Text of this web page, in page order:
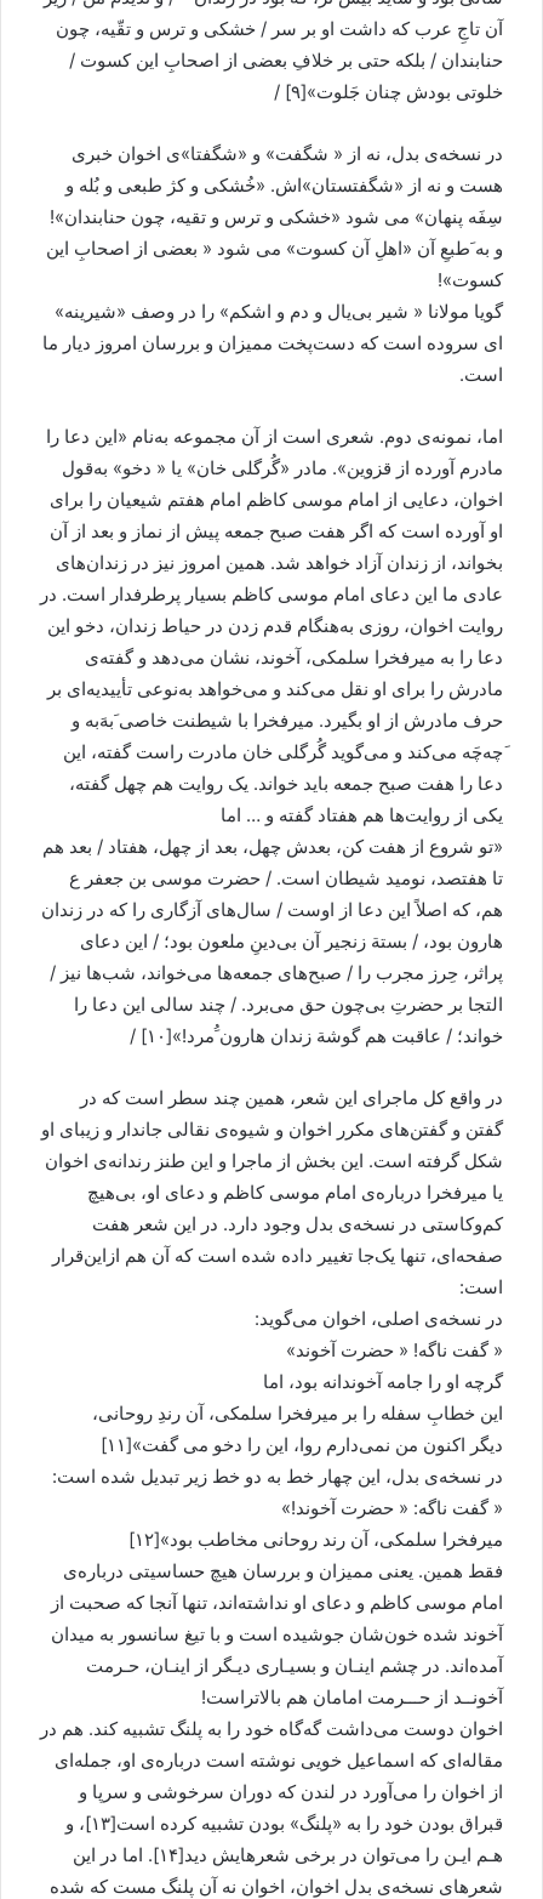
آن تاجِ عرب که داشت او بر سر / خشکی و ترس و تقّيه، چون
حنابندان / بلکه حتی بر خلافِ بعضی از اصحابِ اين کسوت /
خلوتی بودش چنان جَلوت»[۹] /
در نسخه‌ی بدل، نه از « شگفت» و «شگفتا»ی اخوان خبری
هست و نه از «شگفتستان»اش. «خُشکی و کژ طبعی و بُله و
سِفَه پنهان» می شود «خشکی و ترس و تقيه، چون حنابندان»!
و به َطبعِ آن «اهلِ آن کسوت» می شود « بعضی از اصحابِ اين
کسوت»!
گويا مولانا « شير بی‌يال و دم و اشکم» را در وصف «شيرينه»
ای سروده است که دست‌پخت مميزان و بررسان امروز ديار ما
است.
اما، نمونه‌ی دوم. شعری است از آن مجموعه به‌نام «اين دعا را
مادرم آورده از قزوين». مادر «گُرگلی خان» يا « دخو» به‌قول
اخوان، دعايی از امام موسی کاظم امام هفتم شيعيان را برای
او آورده است که اگر هفت صبح جمعه پيش از نماز و بعد از آن
بخواند، از زندان آزاد خواهد شد. همين امروز نيز در زندان‌های
عادی ما اين دعای امام موسی کاظم بسيار پرطرفدار است. در
روايت اخوان، روزی به‌هنگام قدم زدن در حياط زندان، دخو اين
دعا را به ميرفخرا سلمکی، آخوند، نشان می‌دهد و گفته‌ی
مادرش را برای او نقل می‌کند و می‌خواهد به‌نوعی تأييديه‌ای بر
حرف مادرش از او بگيرد. ميرفخرا با شيطنت خاصی َبه‌َبه و
َچه‌چَه می‌کند و می‌گويد گُرگلی خان مادرت راست گفته، اين
دعا را هفت صبح جمعه بايد خواند. يک روايت هم چهل گفته،
يکی از روايت‌ها هم هفتاد گفته و … اما
«تو شروع از هفت کن، بعدش چهل، بعد از چهل، هفتاد / بعد هم
تا هفتصد، نوميد شيطان است. / حضرت موسی بن جعفر ع
هم، که اصلاً اين دعا از اوست / سال‌های آزگاری را که در زندان
هارون بود، / بستة زنجير آن بی‌دينِ ملعون بود؛ / اين دعای
پراثر، حِرز مجرب را / صبح‌های جمعه‌ها می‌خواند، شب‌ها نيز /
التجا بر حضرتِ بی‌چون حق می‌برد. / چند سالی اين دعا را
خواند؛ / عاقبت هم گوشة زندان هارون َُمرد!»[۱۰] /
در واقع کل ماجرای اين شعر، همين چند سطر است که در
گفتن و گفتن‌های مکرر اخوان و شيوه‌ی نقالی جاندار و زيبای او
شکل گرفته است. اين بخش از ماجرا و اين طنز رندانه‌ی اخوان
يا ميرفخرا درباره‌ی امام موسی کاظم و دعای او، بی‌هيچ
کم‌و‌کاستی در نسخه‌ی بدل وجود دارد. در اين شعر هفت
صفحه‌ای، تنها يک‌جا تغيير داده شده است که آن هم ازاين‌قرار
است:
در نسخه‌ی اصلی، اخوان می‌گويد:
« گفت ناگه! « حضرت آخوند»
گرچه او را جامه آخوندانه بود، اما
اين خطابِ سفله را بر ميرفخرا سلمکی، آن رندِ روحانی،
ديگر اکنون من نمی‌دارم روا، اين را دخو می گفت»[۱۱]
در نسخه‌ی بدل، اين چهار خط به دو خط زير تبديل شده است:
« گفت ناگه: « حضرت آخوند!»
ميرفخرا سلمکی، آن رند روحانی مخاطب بود»[۱۲]
فقط همين. يعنی مميزان و بررسان هيچ حساسيتی درباره‌ی
امام موسی کاظم و دعای او نداشته‌اند، تنها آنجا که صحبت از
آخوند شده خون‌شان جوشيده است و با تيغ سانسور به ميدان
آمده‌اند. در چشم اينـان و بسيـاری ديـگر از اينـان، حـرمت
آخونــد از حـــرمت امامان هم بالاتراست!
اخوان دوست می‌داشت گه‌گاه خود را به پلنگ تشبيه کند. هم در
مقاله‌ای که اسماعيل خويی نوشته است درباره‌ی او، جمله‌ای
از اخوان را می‌آورد در لندن که دوران سرخوشی و سرپا و
قبراق بودن خود را به «پلنگ» بودن تشبيه کرده است[۱۳]، و
هـم ايـن را می‌توان در برخی شعرهايش ديد[۱۴]. اما در اين
شعرهای نسخه‌ی بدل اخوان، اخوان نه آن پلنگ مست که شده